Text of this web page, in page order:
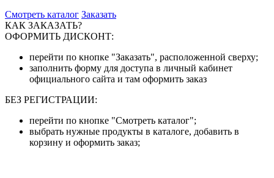
Смотреть каталог Заказать
КАК ЗАКАЗАТЬ?
ОФОРМИТЬ ДИСКОНТ:
перейти по кнопке "Заказать", расположенной сверху;
заполнить форму для доступа в личный кабинет
официального сайта и там оформить заказ
БЕЗ РЕГИСТРАЦИИ:
перейти по кнопке "Смотреть каталог";
выбрать нужные продукты в каталоге, добавить в
корзину и оформить заказ;